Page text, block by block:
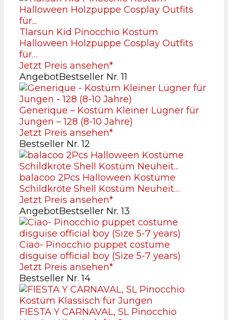
Tlarsun Kid Pinocchio Kostüm
Halloween Holzpuppe Cosplay Outfits
für…
Jetzt Preis ansehen*
AngebotBestseller Nr. 11
Generique – Kostüm Kleiner Lügner für
Jungen – 128 (8-10 Jahre)
Jetzt Preis ansehen*
Bestseller Nr. 12
balacoo 2Pcs Halloween Kostüme
Schildkröte Shell Kostüm Neuheit…
Jetzt Preis ansehen*
AngebotBestseller Nr. 13
Ciao- Pinocchio puppet costume
disguise official boy (Size 5-7 years)
Jetzt Preis ansehen*
Bestseller Nr. 14
FIESTA Y CARNAVAL, SL Pinocchio